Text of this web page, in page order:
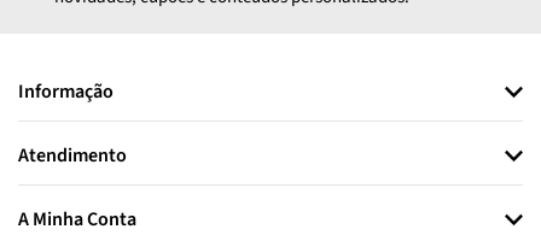
Informação
Atendimento
A Minha Conta